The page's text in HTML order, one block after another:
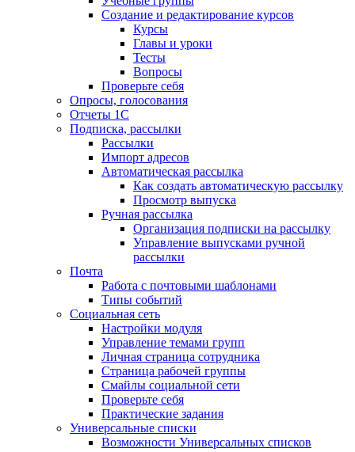
Создание и редактирование курсов
Курсы
Главы и уроки
Тесты
Вопросы
Проверьте себя
Опросы, голосования
Отчеты 1С
Подписка, рассылки
Рассылки
Импорт адресов
Автоматическая рассылка
Как создать автоматическую рассылку
Просмотр выпуска
Ручная рассылка
Организация подписки на рассылку
Управление выпусками ручной
рассылки
Почта
Работа с почтовыми шаблонами
Типы событий
Социальная сеть
Настройки модуля
Управление темами групп
Личная страница сотрудника
Страница рабочей группы
Смайлы социальной сети
Проверьте себя
Практические задания
Универсальные списки
Возможности Универсальных списков